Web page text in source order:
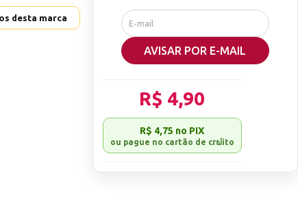
desta marca
R$ 4,90
R$ 4,75 no PIX
AVISAR POR E-MAIL